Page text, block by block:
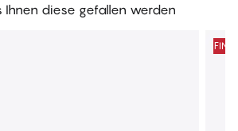
Ihnen diese gefallen werden